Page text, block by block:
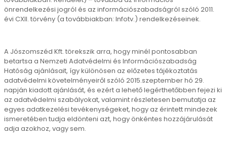
önrendelkezési jogról és az információszabadságról szóló 2011.
évi CXII. törvény (a továbbiakban: Infotv.) rendelkezéseinek.
A Jószomszéd Kft. törekszik arra, hogy minél pontosabban
betartsa a Nemzeti Adatvédelmi és Információszabadság
Hatóság ajánlásait, így különösen az előzetes tájékoztatás
adatvédelmi követelményeiről szóló 2015.szeptember hó 29.
napján kiadott ajánlását, és ezért a lehető legérthetőbben fejezi ki
az adatvédelmi szabályokat, valamint részletesen bemutatja az
egyes adatkezelési tevékenységeket, hogy az érintett mindezek
ismeretében tudja eldönteni azt, hogy önkéntes hozzájárulását
adja azokhoz, vagy sem.